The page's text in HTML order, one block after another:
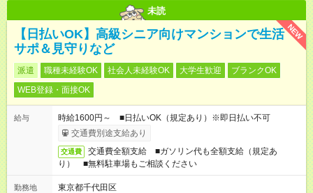
未読
NEW
【日払いOK】高級シニア向けマンションで生活
サポ＆見守りなど
派遣 職種未経験OK 社会人未経験OK 大学生歓迎
ブランクOK
WEB登録・面接OK
給与
時給1600円～ ■日払いOK（規定あり）※即日払い不可
交通費別途支給あり
交通費
交通費全額支給 ■ガソリン代も全額支給（規定あ
り） ■無料駐車場もご相談ください
勤務地
東京都千代田区